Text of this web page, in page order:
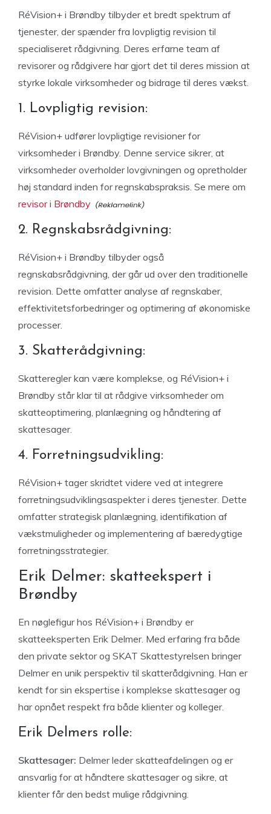
RéVision+ i Brøndby tilbyder et bredt spektrum af
tjenester, der spænder fra lovpligtig revision til
specialiseret rådgivning. Deres erfarne team af
revisorer og rådgivere har gjort det til deres mission at
styrke lokale virksomheder og bidrage til deres vækst.
1. Lovpligtig revision:
RéVision+ udfører lovpligtige revisioner for
virksomheder i Brøndby. Denne service sikrer, at
virksomheder overholder lovgivningen og opretholder
høj standard inden for regnskabspraksis. Se mere om
revisor i Brøndby
2. Regnskabsrådgivning:
RéVision+ i Brøndby tilbyder også
regnskabsrådgivning, der går ud over den traditionelle
revision. Dette omfatter analyse af regnskaber,
effektivitetsforbedringer og optimering af økonomiske
processer.
3. Skatterådgivning:
Skatteregler kan være komplekse, og RéVision+ i
Brøndby står klar til at rådgive virksomheder om
skatteoptimering, planlægning og håndtering af
skattesager.
4. Forretningsudvikling:
RéVision+ tager skridtet videre ved at integrere
forretningsudviklingsaspekter i deres tjenester. Dette
omfatter strategisk planlægning, identifikation af
vækstmuligheder og implementering af bæredygtige
forretningsstrategier.
Erik Delmer: skatteekspert i
Brøndby
En nøglefigur hos RéVision+ i Brøndby er
skatteeksperten Erik Delmer. Med erfaring fra både
den private sektor og SKAT Skattestyrelsen bringer
Delmer en unik perspektiv til skatterådgivning. Han er
kendt for sin ekspertise i komplekse skattesager og
har opnået respekt fra både klienter og kolleger.
Erik Delmers rolle:
Skattesager: Delmer leder skatteafdelingen og er
ansvarlig for at håndtere skattesager og sikre, at
klienter får den bedst mulige rådgivning.